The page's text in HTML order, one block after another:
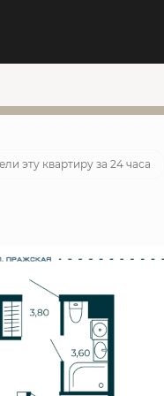
эту квартиру за 24 часа